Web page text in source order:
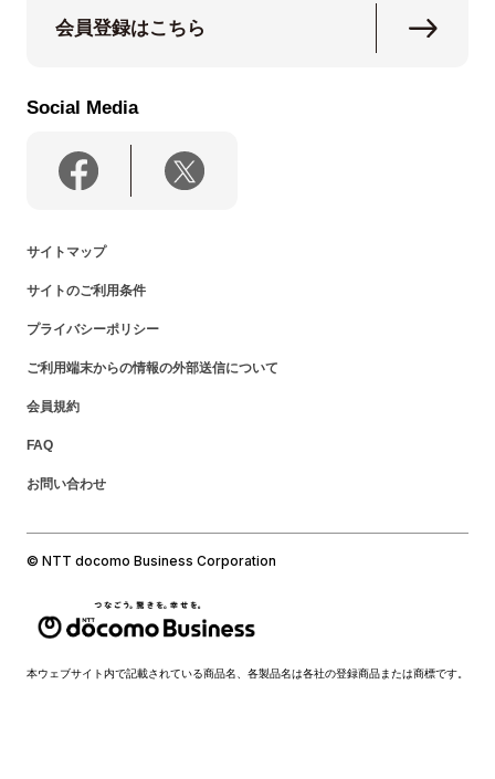
会員登録はこちら
Social Media
サイトマップ
サイトのご利用条件
プライバシーポリシー
ご利用端末からの情報の外部送信について
会員規約
FAQ
お問い合わせ
© NTT docomo Business Corporation
本ウェブサイト内で記載されている商品名、各製品名は各社の登録商品または商標です。